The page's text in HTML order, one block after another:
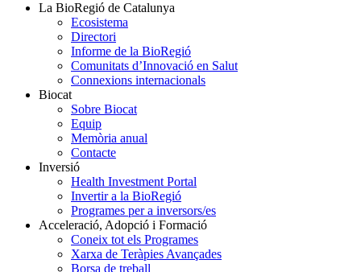
La BioRegió de Catalunya
Ecosistema
Directori
Informe de la BioRegió
Comunitats d’Innovació en Salut
Connexions internacionals
Biocat
Sobre Biocat
Equip
Memòria anual
Contacte
Inversió
Health Investment Portal
Invertir a la BioRegió
Programes per a inversors/es
Acceleració, Adopció i Formació
Coneix tot els Programes
Xarxa de Teràpies Avançades
Borsa de treball